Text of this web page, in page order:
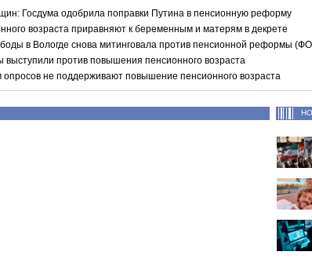
Госдума одобрила поправки Путина в пенсионную реформу
возраста приравняют к беременным и матерям в декрете
в Вологде снова митинговала против пенсионной реформы
выступили против повышения пенсионного возраста
не поддерживают повышение пенсионного возраста